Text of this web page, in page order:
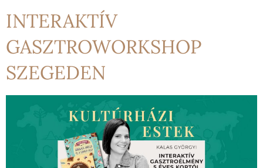
INTERAKTÍV
GASZTROWORKSHOP
SZEGEDEN